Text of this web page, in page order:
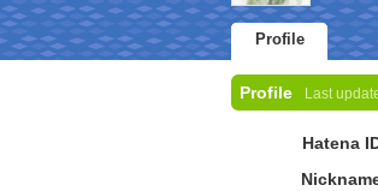
Profile
Profile Last
Hatena